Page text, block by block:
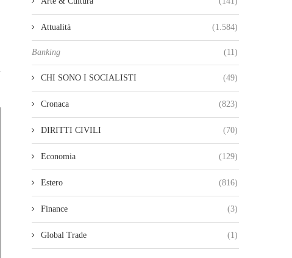
Attualità (1.584)
Banking (11)
CHI SONO I SOCIALISTI (49)
Cronaca (823)
DIRITTI CIVILI (70)
Economia (129)
Estero (816)
Finance (3)
Global Trade (1)